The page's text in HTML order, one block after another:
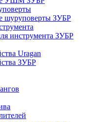
шуруповерты ЗУБР
инструмента ЗУБР
Uragan
ЗУБР